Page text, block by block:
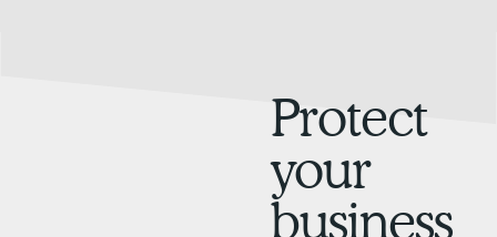
Protect
your
business